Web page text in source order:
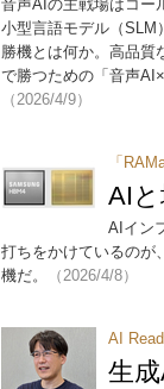
音声AIの主戦場はコー
小型言語モデル（SLM
勝機とは何か。高品質
で勝つための「音声
（2026/4/9）
「
AI
AIイン
打ちをかけているのが
機だ。
（2026/4/8）
AI
生